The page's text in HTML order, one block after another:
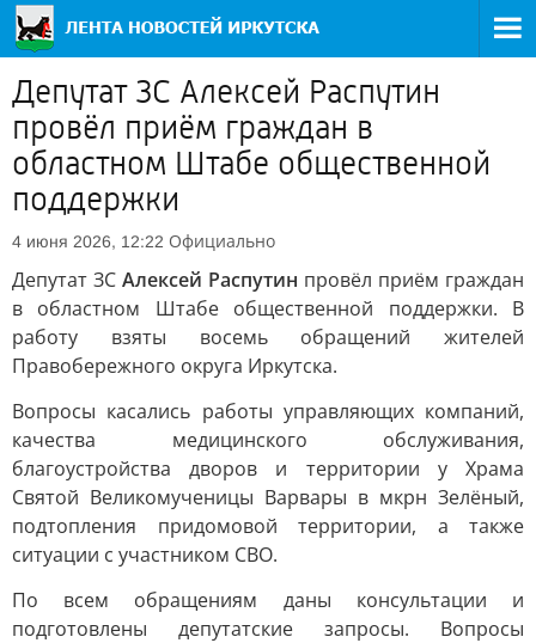
Депутат ЗС Алексей Распутин
провёл приём граждан в
областном Штабе общественной
поддержки
4 июня 2026, 12:22 Официально
Депутат ЗС Алексей Распутин провёл приём граждан
в областном Штабе общественной поддержки. В
работу взяты восемь обращений жителей
Правобережного округа Иркутска.
Вопросы касались работы управляющих компаний,
качества медицинского обслуживания,
благоустройства дворов и территории у Храма
Святой Великомученицы Варвары в мкрн Зелёный,
подтопления придомовой территории, а также
ситуации с участником СВО.
По всем обращениям даны консультации и
подготовлены депутатские запросы. Вопросы